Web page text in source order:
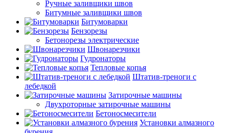
Ручные заливщики швов
Битумные заливщики швов
Битумоварки
Бензорезы
Бетонорезы электрические
Швонарезчики
Гудронаторы
Тепловые копья
Штатив-треноги с
лебедкой
Затирочные машины
Двухроторные затирочные машины
Бетоносмесители
Установки алмазного